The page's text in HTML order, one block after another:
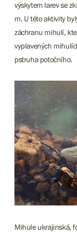
výskytem larev se
m. U této aktivity
záchranu mihulí,
vyplavených
pstruha potočního.
Mihule ukrajinská,